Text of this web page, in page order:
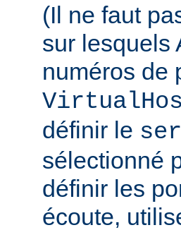
(Il ne faut
sur lesquels
numéros de
définir le
sélectionné
définir les
écoute,